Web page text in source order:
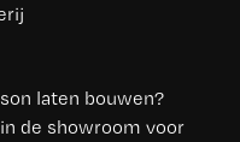
laten bouwen?
de showroom voor